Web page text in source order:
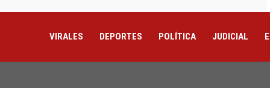
VIRALES DEPORTES POLÍTICA JUDICIAL